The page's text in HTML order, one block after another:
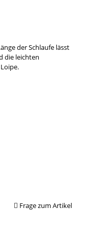
der Schlaufe lässt
die leichten
Frage zum Artikel